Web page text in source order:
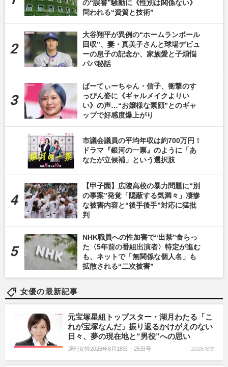
の“誤審”騒動に《性別は関係ない》
問われる“資質と技術”
大谷翔平が異例の“ホームランボール
回収”、妻・真美子さんと球場デビュ
ーの息子の記念か、家族愛と子煩悩
パパ秘話
ぱーてぃーちゃん・信子、衝撃のす
っぴん姿に《ギャルメイクよりい
い》の声…“お嬢様な素顔”とのギャ
ップで好感度爆上がり
市議会議員の平均年収は約700万円！
ドラマ『銀河の一票』のように「あ
なたが立候補」という選択肢
【甲子園】広陵高校の暴力問題に“別
の事案”発覚「隠蔽する気満々」凄惨
な被害内容と“後手後手”対応に猛批
判
NHK職員への性加害で“出禁”食らっ
た〈5年前の番組出演者〉特定が進む
も、ネットで「無関係な個人名」も
拡散される“二次被害”
女優の最新記事
元宝塚星組トップスター・湖月わたる「こ
れが宝塚なんだ」振り返るかけがえのない
日々、夢の現在地と“男役”への思い
週刊女性2026年8月18日・25日号 2026/8/8